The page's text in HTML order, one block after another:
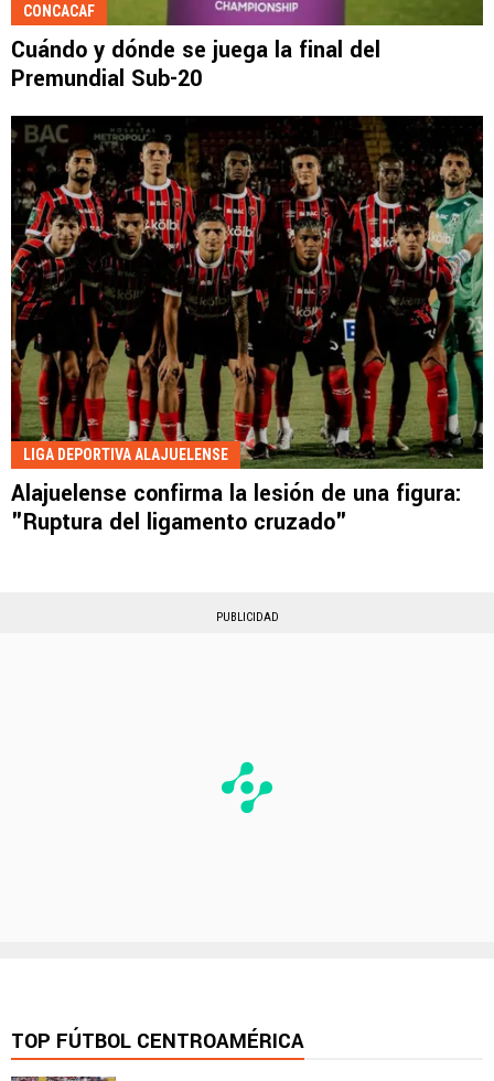
CONCACAF
Cuándo y dónde se juega la final del
Premundial Sub-20
LIGA DEPORTIVA ALAJUELENSE
Alajuelense confirma la lesión de una figura:
"Ruptura del ligamento cruzado"
PUBLICIDAD
TOP FÚTBOL CENTROAMÉRICA